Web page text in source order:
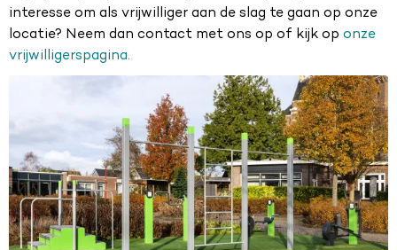
interesse om als vrijwilliger aan de slag te gaan op onze
locatie? Neem dan contact met ons op of kijk op onze
vrijwilligerspagina.